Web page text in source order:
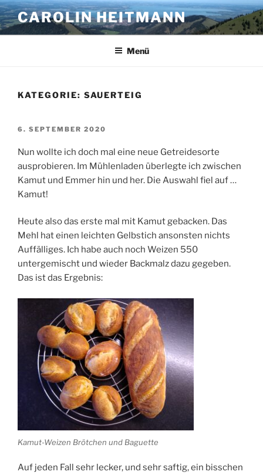
Zum
Inhalt
springen
CAROLIN HEITMANN
Menü
KATEGORIE: SAUERTEIG
VERÖFFENTLICHT
6. SEPTEMBER 2020
Nun wollte ich doch mal eine neue Getreidesorte
ausprobieren. Im Mühlenladen überlegte ich zwischen
Kamut und Emmer hin und her. Die Auswahl fiel auf …
Kamut!
Heute also das erste mal mit Kamut gebacken. Das
Mehl hat einen leichten Gelbstich ansonsten nichts
Auffälliges. Ich habe auch noch Weizen 550
untergemischt und wieder Backmalz dazu gegeben.
Das ist das Ergebnis:
Kamut-Weizen Brötchen und Baguette
Auf jeden Fall sehr lecker, und sehr saftig, ein bisschen